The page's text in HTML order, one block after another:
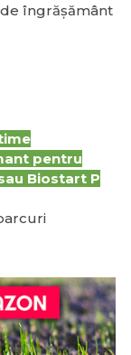
îngrășământ
pentru
Biostart P